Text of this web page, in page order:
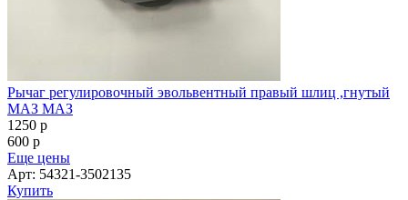
Рычаг регулировочный эвольвентный правый шлиц ,гнутый
МАЗ МАЗ
1250 p
600 p
Еще цены
Арт: 54321-3502135
Купить